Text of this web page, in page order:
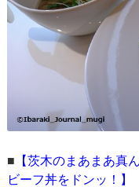
■ 【茨木のまあまあ真
ビーフ丼をドンッ！】